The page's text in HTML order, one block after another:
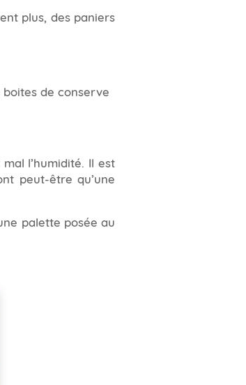
plus, des paniers
de conserve
l’humidité. Il est
peut-être qu’une
palette posée au